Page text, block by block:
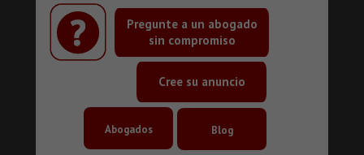
Pregunte a un abogado
sin compromiso
Cree su anuncio
Abogados Blog